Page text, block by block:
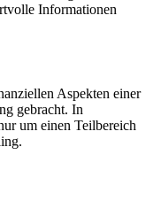
Informationen
Aspekten einer
gebracht. In
um einen Teilbereich